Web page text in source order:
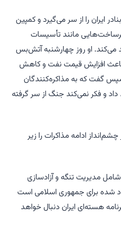
ایران را از سر می‌گیرد و کمپین
مانند تأسیسات
می‌کند. او روز چهارشنبه آتش‌بس
باعث افزایش قیمت نفت و کاهش
گفت که به مذاکره‌کنندگان
داد و فکر نمی‌کند جنگ از سر گرفته
ادامه مذاکرات را زیر
مدیریت تنگه و آزادسازی
شده برای جمهوری اسلامی است
هسته‌ای ایران دنبال خواهد